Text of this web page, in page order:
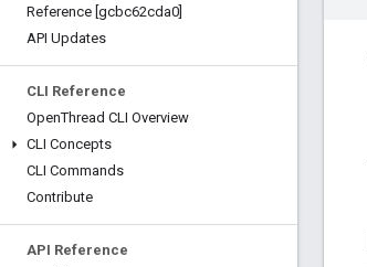
Reference [gcbc62cda0]
API Updates
CLI Reference
OpenThread CLI Overview
CLI Concepts
CLI Commands
Contribute
API Reference